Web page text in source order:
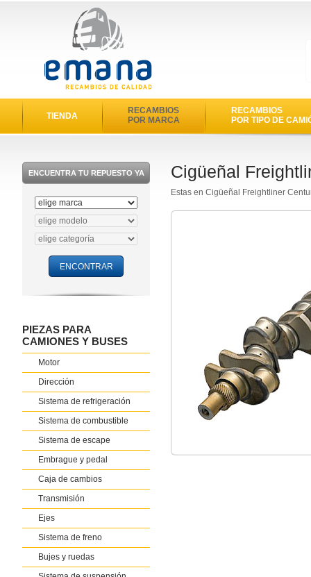
TIENDA
RECAMBIOS
POR MARCA
RECAMBIOS
POR TIPO DE
ENCUENTRA TU REPUESTO YA
PIEZAS PARA
CAMIONES Y BUSES
Motor
Dirección
Sistema de refrigeración
Sistema de combustible
Sistema de escape
Embrague y pedal
Caja de cambios
Transmisión
Ejes
Sistema de freno
Bujes y ruedas
Cigüeñal
Estas en Cigüeñal Freightliner